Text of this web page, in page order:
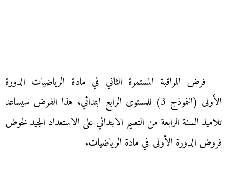
فرض المراقبة المستمرة الثاني في مادة الرياضيات الدورة
الأولى (النموذج 3) للمستوى الرابع ابتدائي، هذا الفرض سيساعد
تلاميذ السنة الرابعة من التعليم الابتدائي على الاستعداد الجيد لخوض
فروض الدورة الأولى في مادة الرياضيات.